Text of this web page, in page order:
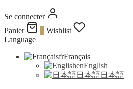
Se connecter
Panier
Wishlist
Language
frFrançais
enEnglish
日本語日本語